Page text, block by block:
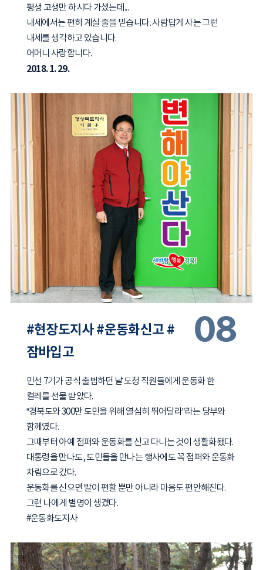
평생 고생만 하시다 가셨는데...
내세에서는 편히 계실 줄을 믿습니다. 사람답게 사는 그런
내세를 생각하고 있습니다.
어머니 사랑합니다.
2018. 1. 29.
08
#현장도지사 #운동화신고 #
잠바입고
민선 7기가 공식 출범하던 날 도청 직원들에게 운동화 한
켤레를 선물 받았다.
“경북도와 300만 도민을 위해 열심히 뛰어달라”라는 당부와
함께였다.
그때부터 아예 점퍼와 운동화를 신고 다니는 것이 생활화됐다.
대통령을 만나도, 도민들을 만나는 행사에도 꼭 점퍼와 운동화
차림으로 갔다.
운동화를 신으면 발이 편할 뿐만 아니라 마음도 편안해진다.
그런 나에게 별명이 생겼다.
#운동화도지사